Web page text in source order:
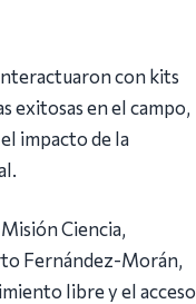
con kits
exitosas en el campo,
impacto de la
Ciencia,
Fernández-Morán,
libre y el acceso